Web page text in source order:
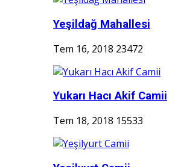
Yeşildağ Mahallesi
Tem 16, 2018 23472
Yukarı Hacı Akif Camii
Tem 18, 2018 15533